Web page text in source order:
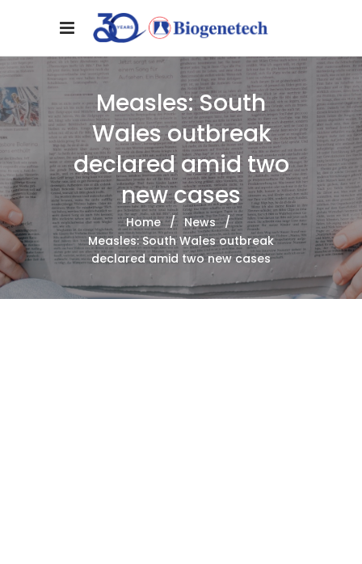
Measles: South
Wales outbreak
declared amid two
new cases
Home/ News/
Measles: South Wales outbreak
declared amid two new cases